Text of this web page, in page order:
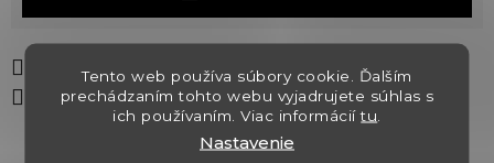
Tento web používa súbory cookie. Ďalším
prechádzaním tohto webu vyjadrujete súhlas s
ich používaním. Viac informáciítu
Nastavenie
Opýtať sa
Strážiť
Zdieľať